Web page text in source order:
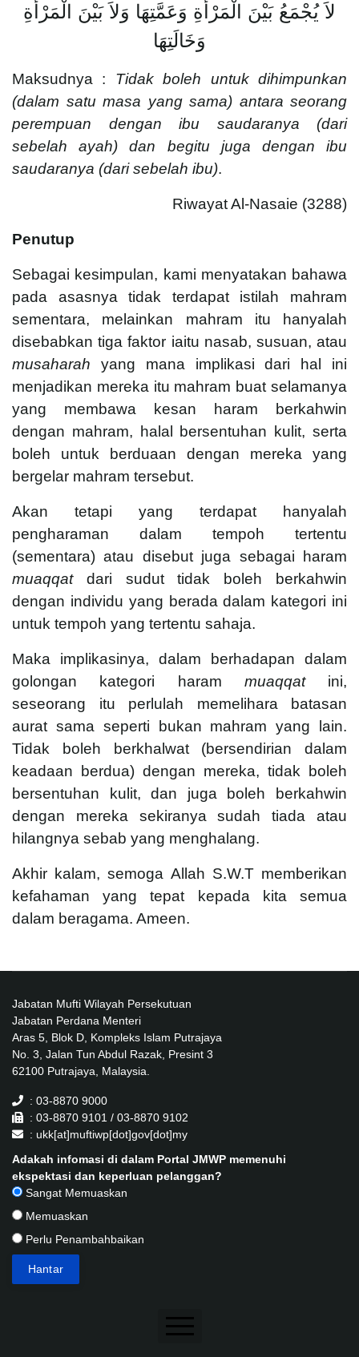
لاَ يُجْمَعُ بَيْنَ الْمَرْأَةِ وَعَمَّتِهَا وَلاَ بَيْنَ الْمَرْأَةِ
وَخَالَتِهَا
Maksudnya : Tidak boleh untuk dihimpunkan
(dalam satu masa yang sama) antara seorang
perempuan dengan ibu saudaranya (dari
sebelah ayah) dan begitu juga dengan ibu
saudaranya (dari sebelah ibu).
Riwayat Al-Nasaie (3288)
Penutup
Sebagai kesimpulan, kami menyatakan bahawa
pada asasnya tidak terdapat istilah mahram
sementara, melainkan mahram itu hanyalah
disebabkan tiga faktor iaitu nasab, susuan, atau
musaharah yang mana implikasi dari hal ini
menjadikan mereka itu mahram buat selamanya
yang membawa kesan haram berkahwin
dengan mahram, halal bersentuhan kulit, serta
boleh untuk berduaan dengan mereka yang
bergelar mahram tersebut.
Akan tetapi yang terdapat hanyalah
pengharaman dalam tempoh tertentu
(sementara) atau disebut juga sebagai haram
muaqqatdari sudut tidak boleh berkahwin
dengan individu yang berada dalam kategori ini
untuk tempoh yang tertentu sahaja.
Maka implikasinya, dalam berhadapan dalam
golongan kategori haram muaqqatini,
seseorang itu perlulah memelihara batasan
aurat sama seperti bukan mahram yang lain.
Tidak boleh berkhalwat (bersendirian dalam
keadaan berdua) dengan mereka, tidak boleh
bersentuhan kulit, dan juga boleh berkahwin
dengan mereka sekiranya sudah tiada atau
hilangnya sebab yang menghalang.
Akhir kalam, semoga Allah S.W.T memberikan
kefahaman yang tepat kepada kita semua
dalam beragama. Ameen.
Jabatan Mufti Wilayah Persekutuan
Jabatan Perdana Menteri
Aras 5, Blok D, Kompleks Islam Putrajaya
No. 3, Jalan Tun Abdul Razak, Presint 3
62100 Putrajaya, Malaysia.
: 03-8870 9000
: 03-8870 9101 / 03-8870 9102
: ukk[at]muftiwp[dot]gov[dot]my
Adakah infomasi di dalam Portal JMWP memenuhi
ekspektasi dan keperluan pelanggan?
Sangat Memuaskan
Memuaskan
Perlu Penambahbaikan